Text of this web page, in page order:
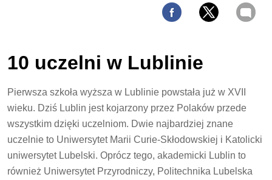
10 uczelni w Lublinie
Pierwsza szkoła wyższa w Lublinie powstała już w XVII
wieku. Dziś Lublin jest kojarzony przez Polaków przede
wszystkim dzięki uczelniom. Dwie najbardziej znane
uczelnie to Uniwersytet Marii Curie-Skłodowskiej i Katolicki
uniwersytet Lubelski. Oprócz tego, akademicki Lublin to
również Uniwersytet Przyrodniczy, Politechnika Lubelska